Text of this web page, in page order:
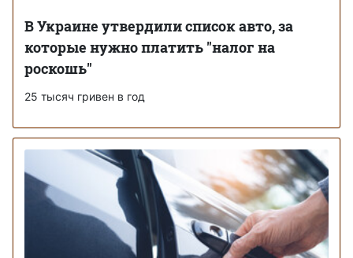
В Украине утвердили список авто, за
которые нужно платить "налог на
роскошь"
25 тысяч гривен в год